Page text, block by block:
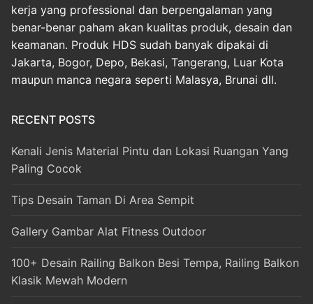
kerja yang professional dan berpengalaman yang
benar-benar paham akan kualitas produk, desain dan
keamanan. Produk HDS sudah banyak dipakai di
Jakarta, Bogor, Depo, Bekasi, Tangerang, Luar Kota
maupun manca negara seperti Malasya, Brunai dll.
RECENT POSTS
Kenali Jenis Material Pintu dan Lokasi Ruangan Yang
Paling Cocok
Tips Desain Taman Di Area Sempit
Gallery Gambar Alat Fitness Outdoor
100+ Desain Railing Balkon Besi Tempa, Railing Balkon
Klasik Mewah Modern